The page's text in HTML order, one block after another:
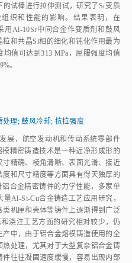
试棒进行拉伸测试，研究了Sr变质
织和性能的影响。结果表明，在
用Al‑10Sr中间合金作变质剂和鼓风
和共晶Si相的细化和钝化作用最为
值可达到313 MPa，屈服强度均值
。
处理;鼓风冷却; 抗拉强度
展，航空发动机和传动系统零部件
模精密铸造技术是一种近净形成形的
精确、棱角清晰、表面光滑、接近
和尺寸精度等方面具有得天独厚的
合金精密铸件的力学性能，多家单
Al‑Si‑Cu合金铸造工艺应用研究，
机匣和壳体等铸件上逐渐得到广泛
和浇注工艺方面的研究相对较少，仍
中，由于铝合金熔模铸造使用的全
处理，尤其对于大型复杂铝合金铸
往往凝固速度缓慢，容易出现内部